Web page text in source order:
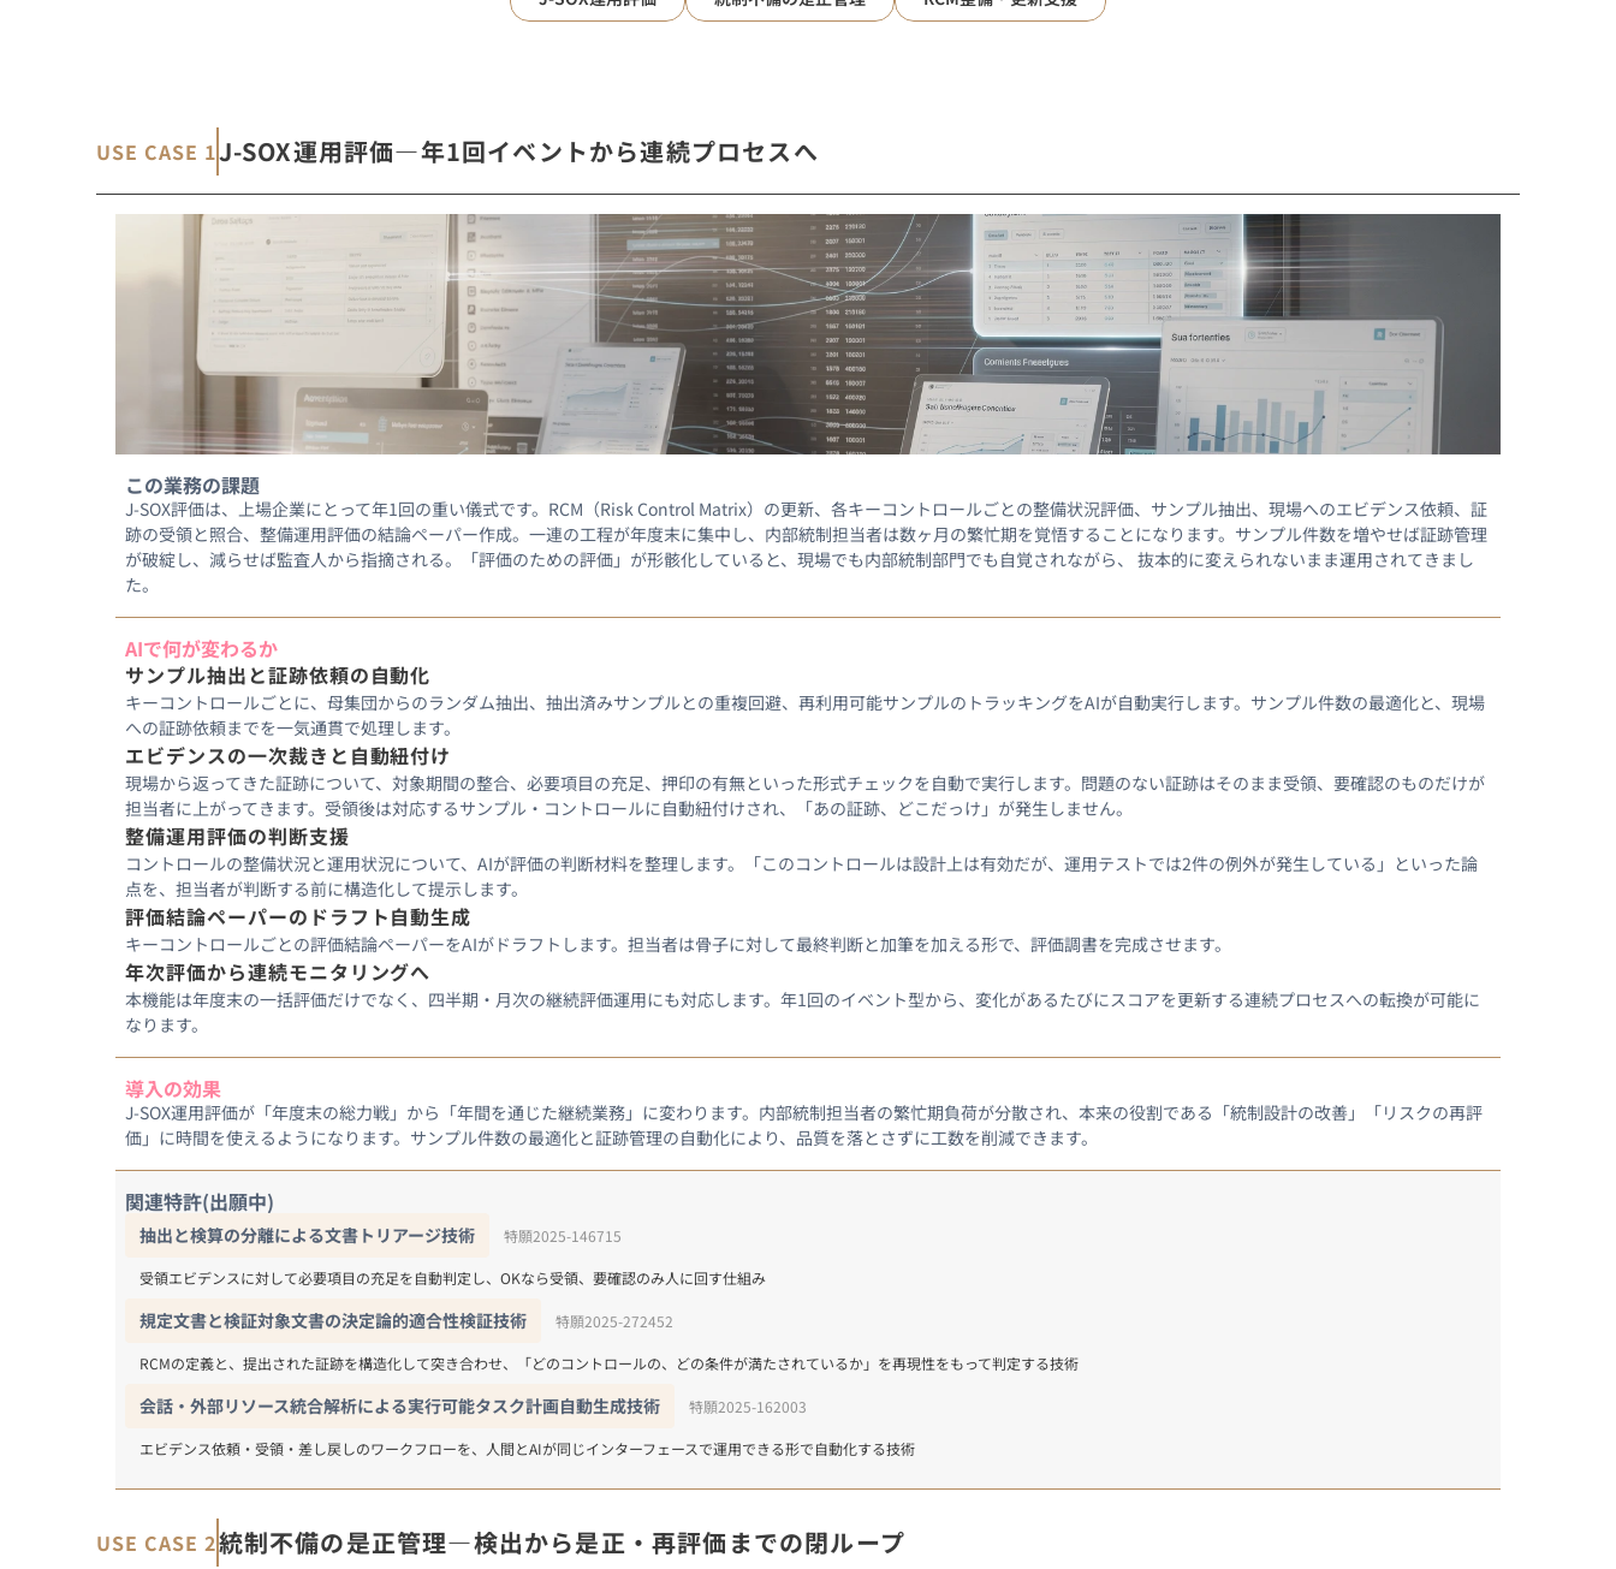
USE CASE 1J-SOX運用評価―年1回イベントから連続プロセスへ
この業務の課題
J-SOX評価は、上場企業にとって年1回の重い儀式です。RCM（Risk Control Matrix）の更新、各キーコントロールごとの整備状況評価、サンプル抽出、現場へのエビデンス依頼、証
跡の受領と照合、整備運用評価の結論ペーパー作成。一連の工程が年度末に集中し、内部統制担当者は数ヶ月の繁忙期を覚悟することになります。サンプル件数を増やせば証跡管理
が破綻し、減らせば監査人から指摘される。「評価のための評価」が形骸化していると、現場でも内部統制部門でも自覚されながら、 抜本的に変えられないまま運用されてきまし
た。
AIで何が変わるか
サンプル抽出と証跡依頼の自動化
キーコントロールごとに、母集団からのランダム抽出、抽出済みサンプルとの重複回避、再利用可能サンプルのトラッキングをAIが自動実行します。サンプル件数の最適化と、現場
への証跡依頼までを一気通貫で処理します。
エビデンスの一次裁きと自動紐付け
現場から返ってきた証跡について、対象期間の整合、必要項目の充足、押印の有無といった形式チェックを自動で実行します。問題のない証跡はそのまま受領、要確認のものだけが
担当者に上がってきます。受領後は対応するサンプル・コントロールに自動紐付けされ、「あの証跡、どこだっけ」が発生しません。
整備運用評価の判断支援
コントロールの整備状況と運用状況について、AIが評価の判断材料を整理します。「このコントロールは設計上は有効だが、運用テストでは2件の例外が発生している」といった論
点を、担当者が判断する前に構造化して提示します。
評価結論ペーパーのドラフト自動生成
キーコントロールごとの評価結論ペーパーをAIがドラフトします。担当者は骨子に対して最終判断と加筆を加える形で、評価調書を完成させます。
年次評価から連続モニタリングへ
本機能は年度末の一括評価だけでなく、四半期・月次の継続評価運用にも対応します。年1回のイベント型から、変化があるたびにスコアを更新する連続プロセスへの転換が可能に
なります。
導入の効果
J-SOX運用評価が「年度末の総力戦」から「年間を通じた継続業務」に変わります。内部統制担当者の繁忙期負荷が分散され、本来の役割である「統制設計の改善」「リスクの再評
価」に時間を使えるようになります。サンプル件数の最適化と証跡管理の自動化により、品質を落とさずに工数を削減できます。
関連特許(出願中)
抽出と検算の分離による文書トリアージ技術 特願2025-146715
受領エビデンスに対して必要項目の充足を自動判定し、OKなら受領、要確認のみ人に回す仕組み
規定文書と検証対象文書の決定論的適合性検証技術 特願2025-272452
RCMの定義と、提出された証跡を構造化して突き合わせ、「どのコントロールの、どの条件が満たされているか」を再現性をもって判定する技術
会話・外部リソース統合解析による実行可能タスク計画自動生成技術 特願2025-162003
エビデンス依頼・受領・差し戻しのワークフローを、人間とAIが同じインターフェースで運用できる形で自動化する技術
USE CASE 2統制不備の是正管理―検出から是正・再評価までの閉ループ